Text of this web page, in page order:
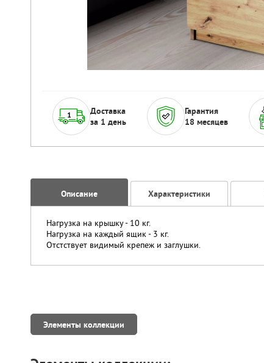
Доставка
за 1 день
Гарантия
18 месяцев
Описание Характеристики
Нагрузка на крышку - 10 кг.
Нагрузка на каждый ящик - 3 кг.
Отстствует видимый крепеж и заглушки.
Элементы коллекции